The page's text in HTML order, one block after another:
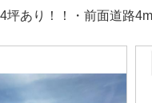
坪あり！！・前面道路